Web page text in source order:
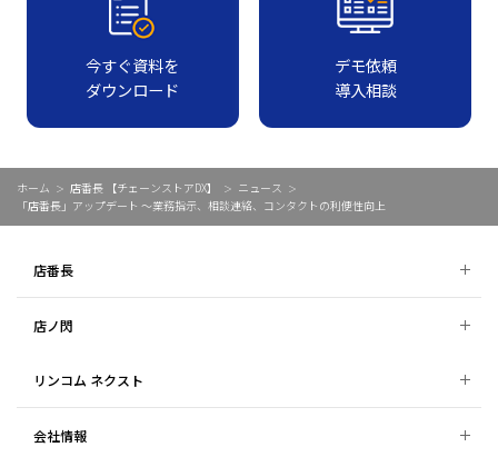
今すぐ資料を
ダウンロード
デモ依頼
導入相談
ホーム 店番長 【チェーンストアDX】
ニュース
「店番長」アップデート ～業務指示、相談連絡、コンタクトの利便性向上
店番長
店ノ閃
リンコム ネクスト
会社情報